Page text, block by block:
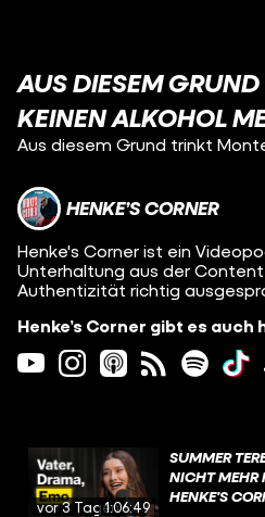
AUS DIESEM
KEINEN ALKOHOL
Aus diesem Grund trinkt
HENKE’S CORNER
Henke's Corner ist ein
Unterhaltung aus der
Authentizität richtig
Henke’s Corner gibt es auch
vor 3 Tagen1:06:49
SUMMER
NICHT MEHR
HENKE'S